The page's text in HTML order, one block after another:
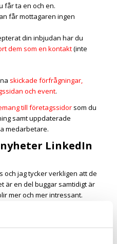
får ta en och en.
får mottagaren ingen
din inbjudan har du
dem som en kontakt(inte
skickade förfrågningar,
och event.
till företagssidorsom du
samt uppdaterade
medarbetare.
LinkedIn
jag tycker verkligen att de
är en del buggar samtidigt är
mer och mer intressant.
är riktigt bra men även